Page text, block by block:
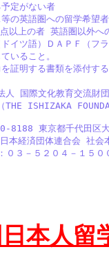
定がない者
の英語圏への留学希望
上の者 英語圏以外へ
ツ語）ＤＡＰＦ（フ
いること。
証明する書類を添付す
国際文化教育交流財団
THE ISHIZAKA
東京都千代田区大
経済団体連合会 社会
４－１５０
本人留